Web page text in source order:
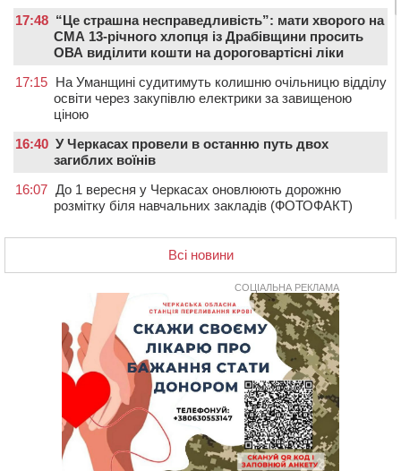
17:48 “Це страшна несправедливість”: мати хворого на
СМА 13-річного хлопця із Драбівщини просить
ОВА виділити кошти на дороговартісні ліки
17:15 На Уманщині судитимуть колишню очільницю відділу
освіти через закупівлю електрики за завищеною
ціною
16:40 У Черкасах провели в останню путь двох
загиблих воїнів
16:07 До 1 вересня у Черкасах оновлюють дорожню
розмітку біля навчальних закладів (ФОТОФАКТ)
Черкасах відкрили спортивно-реабілітаційний центр
15:05 На Звенигородщині, попри заборону міськради,
У Каневі аномальна спека призвела до перебоїв у
роботі електромереж та комунальних служб
На Черкащині намолотили перший мільйон тонн
зерна нового врожаю
На Кам’янщині сталася масштабна пожежа
сміттєзвалища
На Черкащині сьогодні очікують грози, зливи, град та
шквали до 22 м/с
Всі новини
СОЦІАЛЬНА РЕКЛАМА